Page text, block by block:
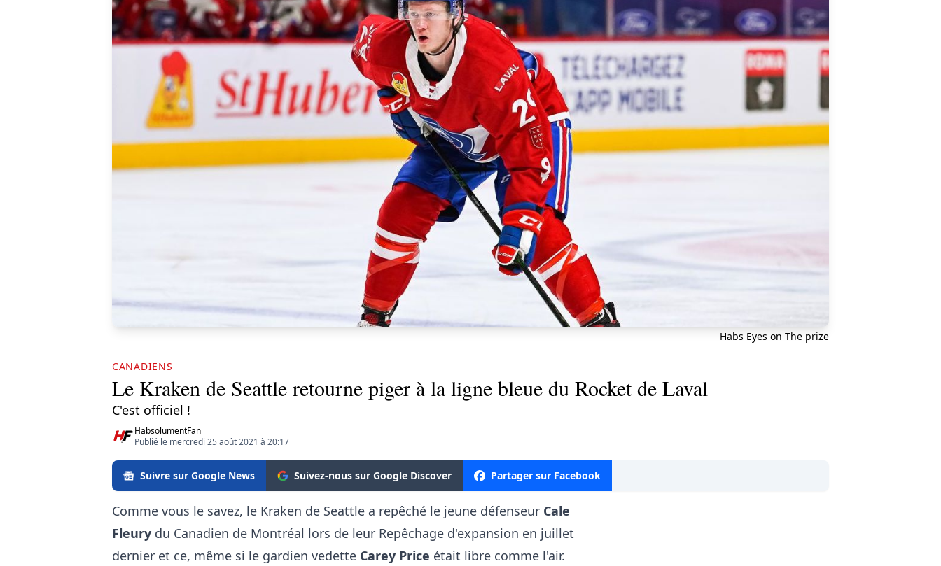
Habs Eyes on The prize
CANADIENS
Le Kraken de Seattle retourne piger à la ligne bleue du Rocket de Laval
C'est officiel !
HabsolumentFan
Publié le mercredi 25 août 2021 à 20:17
Suivre sur Google News Suivez-nous sur Google Discover Partager sur Facebook
Comme vous le savez, le Kraken de Seattle a repêché le jeune défenseur Cale
Fleury du Canadien de Montréal lors de leur Repêchage d'expansion en juillet
dernier et ce, même si le gardien vedette Carey Price était libre comme l'air.